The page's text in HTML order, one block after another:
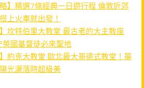
略】精選7條經典一日遊行程 倫敦近郊
上火車就出發！
】坎特伯里大教堂 最古老的大主教座
國基督徒必來聖地
】約克大教堂 歐北最大哥德式教堂！華
光灑落時超級美